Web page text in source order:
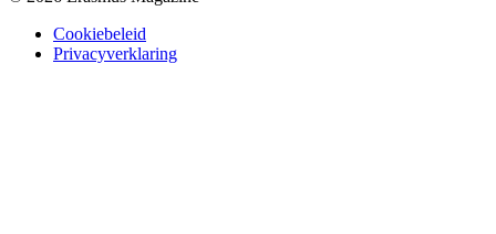
Cookiebeleid
Privacyverklaring